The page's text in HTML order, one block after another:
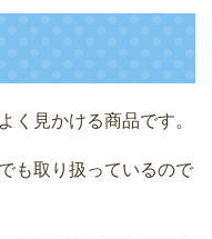
く見かける商品です。
も取り扱っているので